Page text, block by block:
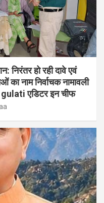
निरंतर हो रही दावे एवं
का नाम निर्वाचक नामावली
एडिटर इन चीफ